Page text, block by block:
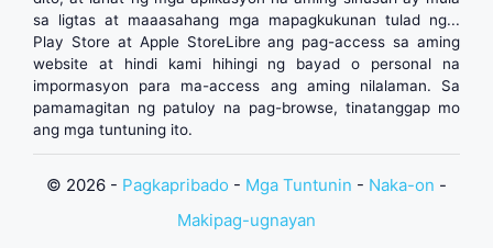
sa ligtas at maaasahang mga mapagkukunan tulad ng...
Play Storeat Apple StoreLibre ang pag-access sa aming
website at hindi kami hihingi ng bayad o personal na
impormasyon para ma-access ang aming nilalaman. Sa
pamamagitan ng patuloy na pag-browse, tinatanggap mo
ang mga tuntuning ito.
© 2026 - Pagkapribado - Mga Tuntunin - Naka-on -
Makipag-ugnayan